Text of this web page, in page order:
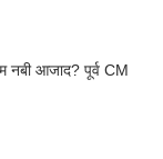
नबी आजाद? पूर्व CM